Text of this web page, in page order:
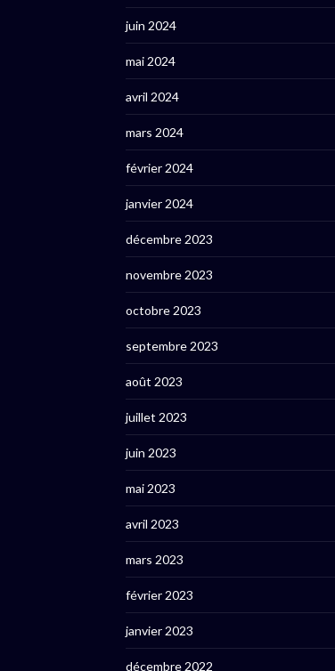
juin 2024
mai 2024
avril 2024
mars 2024
février 2024
janvier 2024
décembre 2023
novembre 2023
octobre 2023
septembre 2023
août 2023
juillet 2023
juin 2023
mai 2023
avril 2023
mars 2023
février 2023
janvier 2023
décembre 2022